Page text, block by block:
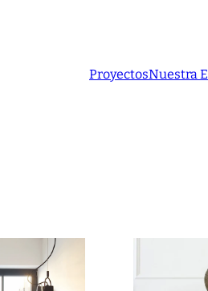
ProyectosNuestra